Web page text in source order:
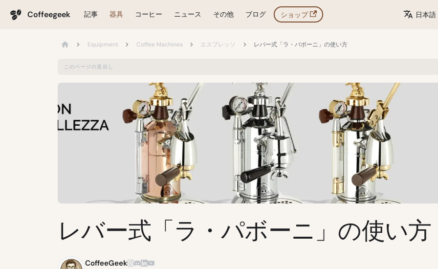
Coffeegeek 記事 器具 コーヒー ニュース その他 ブログ ショップ 日本語
Equipment Coffee Machines エスプレッソ レバー式「ラ・パボーニ」の使い方
このページの見出し
レバー式「ラ・パボーニ」の使い方
CoffeeGeek